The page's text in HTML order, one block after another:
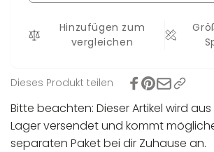
Hinzufügen zum
vergleichen
Dieses Produkt teilen
Bitte beachten: Dieser Artikel wird
Lager versendet und kommt
separaten Paket bei dir Zuhause an.